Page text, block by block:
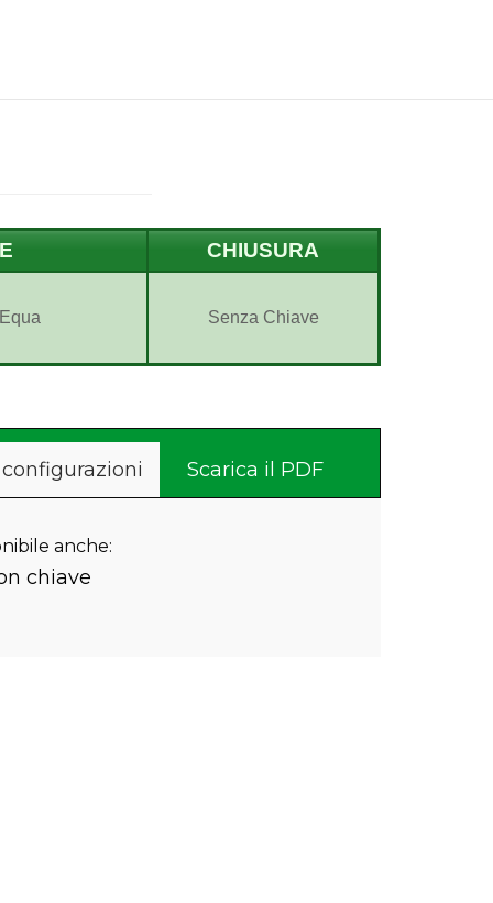
CHIUSURA
Senza Chiave
Scarica il PDF
anche:
chiave